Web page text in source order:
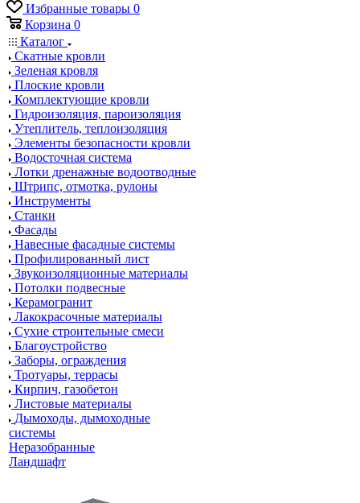
Избранные товары 0
Корзина 0
Каталог
Скатные кровли
Зеленая кровля
Плоские кровли
Комплектующие кровли
Гидроизоляция, пароизоляция
Утеплитель, теплоизоляция
Элементы безопасности кровли
Водосточная система
Лотки дренажные водоотводные
Штрипс, отмотка, рулоны
Инструменты
Станки
Фасады
Навесные фасадные системы
Профилированный лист
Звукоизоляционные материалы
Потолки подвесные
Керамогранит
Лакокрасочные материалы
Сухие строительные смеси
Благоустройство
Заборы, ограждения
Тротуары, террасы
Кирпич, газобетон
Листовые материалы
Дымоходы, дымоходные
системы
Неразобранные
Ландшафт